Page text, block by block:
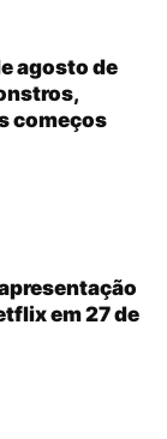
agosto de
começos
em 27 de